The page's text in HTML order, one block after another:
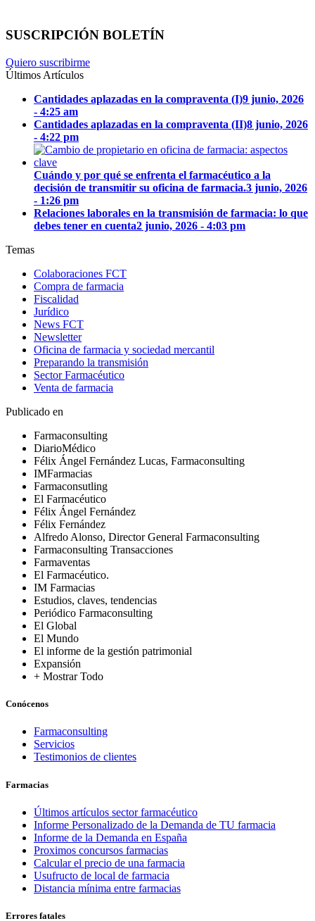
SUSCRIPCIÓN BOLETÍN
Quiero suscribirme
Últimos Artículos
Cantidades aplazadas en la compraventa (I)9 junio, 2026
- 4:25 am
Cantidades aplazadas en la compraventa (II)8 junio, 2026
- 4:22 pm
Cuándo y por qué se enfrenta el farmacéutico a la
decisión de transmitir su oficina de farmacia.3 junio, 2026
- 1:26 pm
Relaciones laborales en la transmisión de farmacia: lo que
debes tener en cuenta2 junio, 2026 - 4:03 pm
Temas
Colaboraciones FCT
Compra de farmacia
Fiscalidad
Jurídico
News FCT
Newsletter
Oficina de farmacia y sociedad mercantil
Preparando la transmisión
Sector Farmacéutico
Venta de farmacia
Publicado en
Farmaconsulting
DiarioMédico
Félix Ángel Fernández Lucas, Farmaconsulting
IMFarmacias
Farmaconsutling
El Farmacéutico
Félix Ángel Fernández
Félix Fernández
Alfredo Alonso, Director General Farmaconsulting
Farmaconsulting Transacciones
Farmaventas
El Farmacéutico.
IM Farmacias
Estudios, claves, tendencias
Periódico Farmaconsulting
El Global
El Mundo
El informe de la gestión patrimonial
Expansión
+ Mostrar Todo
Conócenos
Farmaconsulting
Servicios
Testimonios de clientes
Farmacias
Últimos artículos sector farmacéutico
Informe Personalizado de la Demanda de TU farmacia
Informe de la Demanda en España
Proximos concursos farmacias
Calcular el precio de una farmacia
Usufructo de local de farmacia
Distancia mínima entre farmacias
Errores fatales